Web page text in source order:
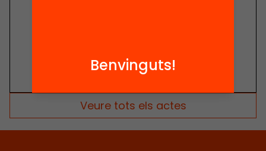
Veure tots els actes
Benvinguts!